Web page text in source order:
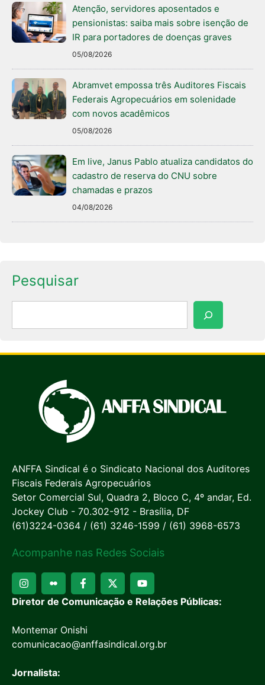
Atenção, servidores aposentados e
pensionistas: saiba mais sobre isenção de
IR para portadores de doenças graves
05/08/2026
Abramvet empossa três Auditores Fiscais
Federais Agropecuários em solenidade
com novos acadêmicos
05/08/2026
Em live, Janus Pablo atualiza candidatos do
cadastro de reserva do CNU sobre
chamadas e prazos
04/08/2026
Pesquisar
ANFFA Sindical é o Sindicato Nacional dos Auditores
Fiscais Federais Agropecuários
Setor Comercial Sul, Quadra 2, Bloco C, 4º andar, Ed.
Jockey Club - 70.302-912 - Brasília, DF
(61)3224-0364 / (61) 3246-1599 / (61) 3968-6573
Acompanhe nas Redes Sociais
Diretor de Comunicação e Relações Públicas:
Montemar Onishi
comunicacao@anffasindical.org.br
Jornalista: